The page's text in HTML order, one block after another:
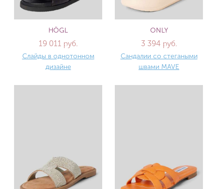
HÖGL
19 011 руб.
Слайды в однотонном
дизайне
ONLY
3 394 руб.
Сандалии со стегаными
швами MAVE